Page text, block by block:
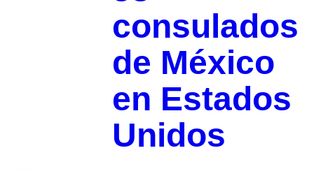
consulados
de México
en Estados
Unidos